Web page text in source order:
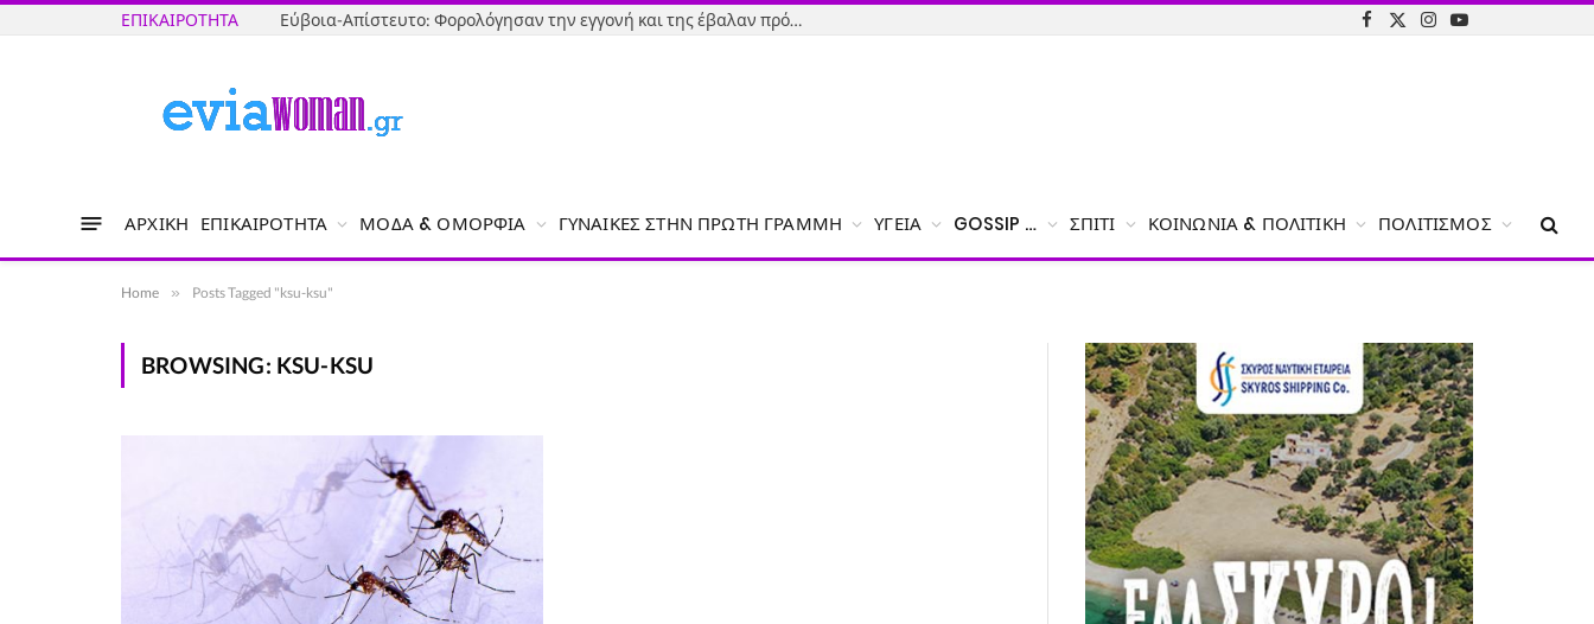
ΕΠΙΚΑΙΡΌΤΗΤΑ Εύβοια-Απίστευτο: Φορολόγησαν την εγγονή και της έβαλαν πρόστιμο γιατί δεν δήλωσε το χαρτζιλίκι του παππού!
Facebook
X
Instagram
YouTube
ΑΡΧΙΚΉ ΕΠΙΚΑΙΡΌΤΗΤΑ ΜΌΔΑ & ΟΜΟΡΦΙΆ ΓΥΝΑΊΚΕΣ ΣΤΗΝ ΠΡΏΤΗ ΓΡΑΜΜΉ ΥΓΕΊΑ GOSSIP … ΣΠΊΤΙ ΚΟΙΝΩΝΊΑ & ΠΟΛΙΤΙΚΉ ΠΟΛΙΤΙΣΜΌΣ
Home » Posts Tagged "ksu-ksu"
BROWSING: KSU-KSU